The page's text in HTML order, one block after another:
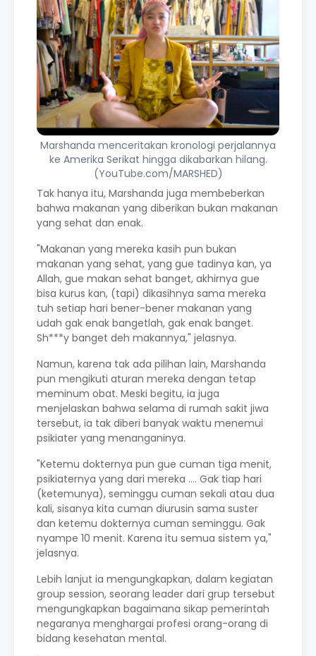
Marshanda menceritakan kronologi perjalannya
ke Amerika Serikat hingga dikabarkan hilang.
(YouTube.com/MARSHED)
Tak hanya itu, Marshanda juga membeberkan
bahwa makanan yang diberikan bukan makanan
yang sehat dan enak.
"Makanan yang mereka kasih pun bukan
makanan yang sehat, yang gue tadinya kan, ya
Allah, gue makan sehat banget, akhirnya gue
bisa kurus kan, (tapi) dikasihnya sama mereka
tuh setiap hari bener-bener makanan yang
udah gak enak bangetlah, gak enak banget.
Sh***y banget deh makannya," jelasnya.
Namun, karena tak ada pilihan lain, Marshanda
pun mengikuti aturan mereka dengan tetap
meminum obat. Meski begitu, ia juga
menjelaskan bahwa selama di rumah sakit jiwa
tersebut, ia tak diberi banyak waktu menemui
psikiater yang menanganinya.
"Ketemu dokternya pun gue cuman tiga menit,
psikiaternya yang dari mereka .... Gak tiap hari
(ketemunya), seminggu cuman sekali atau dua
kali, sisanya kita cuman diurusin sama suster
dan ketemu dokternya cuman seminggu. Gak
nyampe 10 menit. Karena itu semua sistem ya,"
jelasnya.
Lebih lanjut ia mengungkapkan, dalam kegiatan
group session, seorang leader dari grup tersebut
mengungkapkan bagaimana sikap pemerintah
negaranya menghargai profesi orang-orang di
bidang kesehatan mental.